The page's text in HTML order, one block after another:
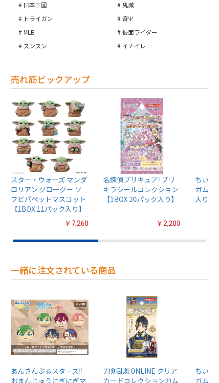
日本三國
鬼滅
トライガン
斉Ψ
MLB
仮面ライダー
スンスン
イナイレ
売れ筋ピックアップ
スター・ウォーズ マンダ
ロリアン グローグー ソ
フビパペットマスコット
【1BOX 11パック入り】
￥7,260
名探偵プリキュア! プリ
キラシールコレクション
【1BOX 20パック入り】
￥2,200
ちいか
ガム4
入り】
一緒に注文されている商品
あんさんぶるスターズ!!
おまんじゅうにぎにぎマ
刀剣乱舞ONLINE クリア
カードコレクションガム
ちいか
ガム4